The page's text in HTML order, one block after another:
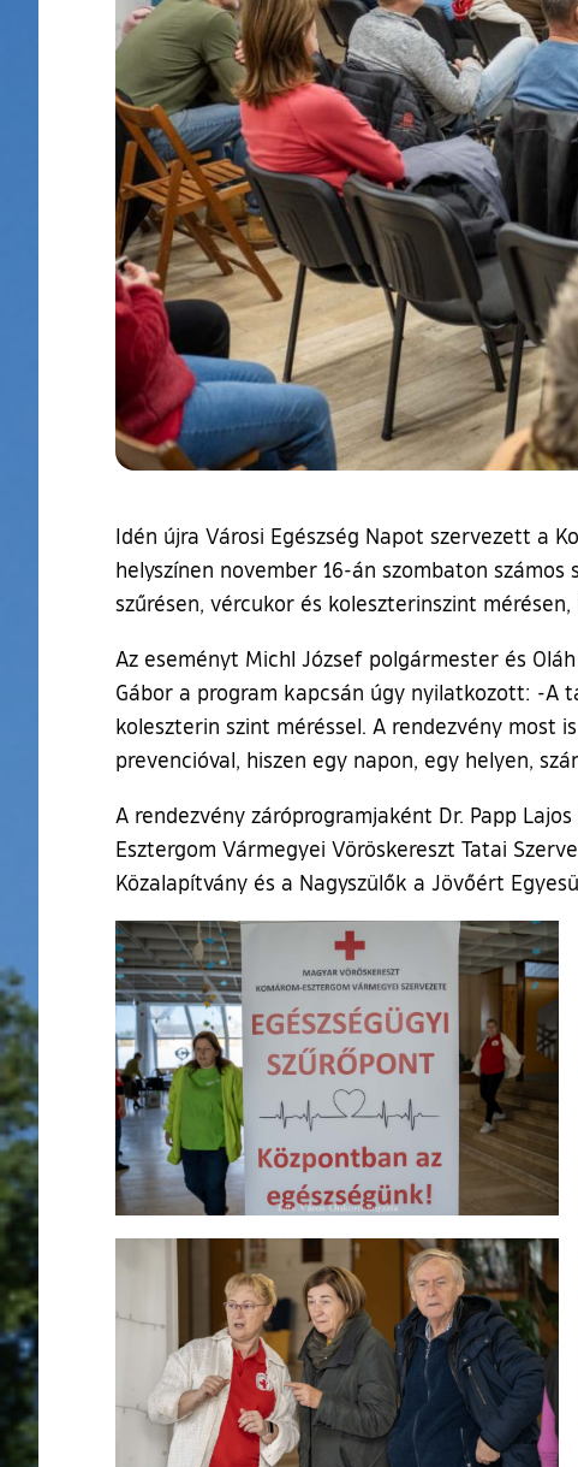
Idén újra Városi Egészség Napot szervezett a
helyszínen november 16-án szombaton
szűrésen, vércukor és koleszterinszint
Az eseményt Michl József polgármester és
Gábor a program kapcsán úgy nyilatkozott: -A
koleszterin szint méréssel. A rendezvény most
prevencióval, hiszen egy napon, egy helyen,
A rendezvény záróprogramjaként Dr. Papp
Esztergom Vármegyei Vöröskereszt Tatai
Közalapítvány és a Nagyszülők a Jövőért
Ugrás a galéria utánra